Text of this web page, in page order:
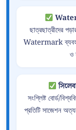
ছাত্রছাত্রীদের
Watermark
ও
সংশ্লিষ্ট বোর্ড/
প্রতিটি সাজেশন